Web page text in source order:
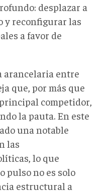
desplazar a
y reconfigurar las
a favor de
arancelaria entre
que, por más que
competidor,
la pauta. En este
una notable
las
lo que
pulso no es solo
estructural a